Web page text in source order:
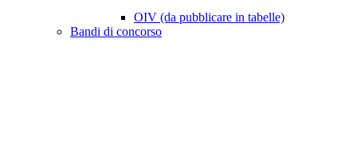
OIV (da pubblicare in tabelle)
Bandi di concorso